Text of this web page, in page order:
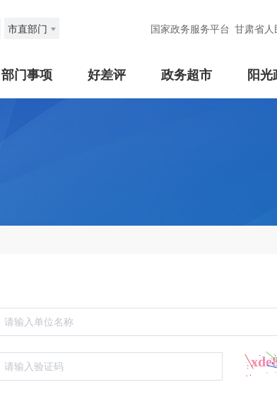
市直部门 国家政务服务平台 甘肃省
部门事项 好差评 政务超市 阳光